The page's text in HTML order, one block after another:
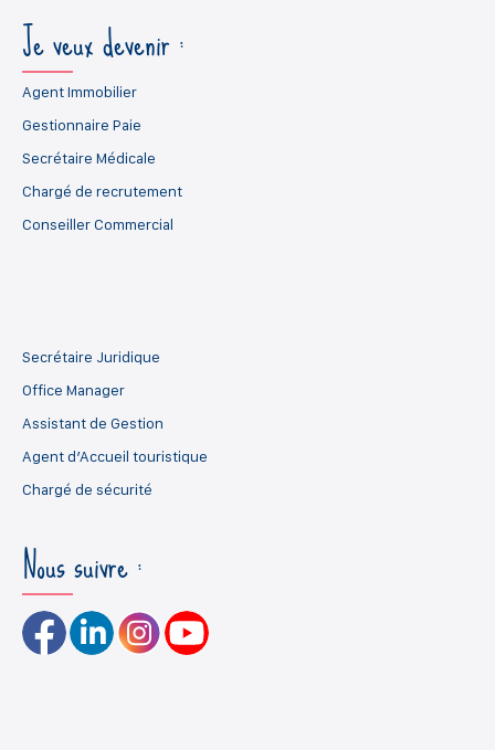
Je veux devenir :
Agent Immobilier
Gestionnaire Paie
Secrétaire Médicale
Chargé de recrutement
Conseiller Commercial
Secrétaire Juridique
Office Manager
Assistant de Gestion
Agent d’Accueil touristique
Chargé de sécurité
Nous suivre :